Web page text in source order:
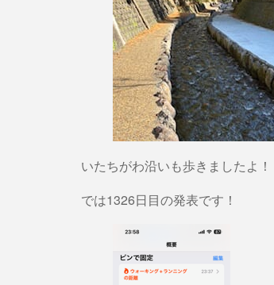
いたちがわ沿いも歩きましたよ！
では1326日目の発表です！